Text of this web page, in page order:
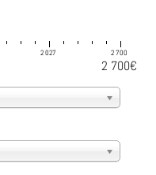
2 700€
2 027 2 700